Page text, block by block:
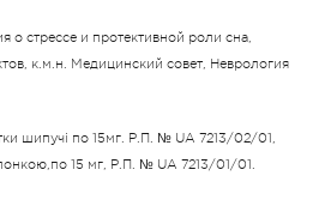
о стрессе и протективной роли сна,
к.м.н. Медицинский совет, Неврология
шипучі по 15мг. Р.П. № UA 7213/02/01,
15 мг, Р.П. № UA 7213/01/01.